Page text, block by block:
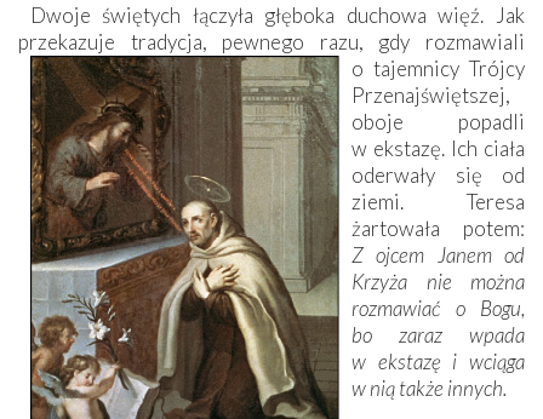
Dwoje świętych łączyła głęboka duchowa więź. Jak
przekazuje tradycja, pewnego razu, gdy rozmawiali
o tajemnicy Trójcy
Przenajświętszej,
oboje popadli
w ekstazę. Ich ciała
oderwały się od
ziemi. Teresa
żartowała potem:
Z ojcem Janem od
Krzyża nie można
rozmawiać o Bogu,
bo zaraz wpada
w ekstazę i wciąga
w nią także innych.